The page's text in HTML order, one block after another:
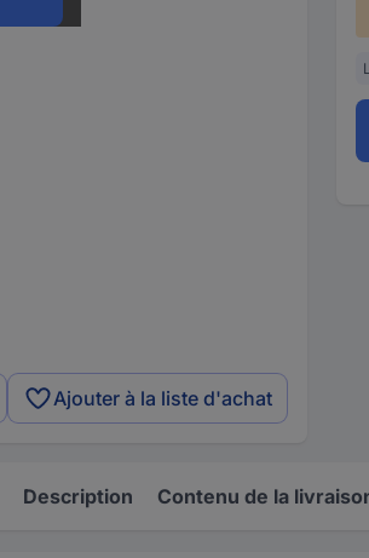
Ajouter à la liste d'achat
Description Contenu de la